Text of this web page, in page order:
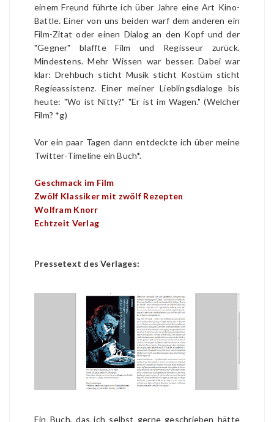
einem Freund führte ich über Jahre eine Art Kino-
Battle. Einer von uns beiden warf dem anderen ein
Film-Zitat oder einen Dialog an den Kopf und der
"Gegner" blaffte Film und Regisseur zurück.
Mindestens. Mehr Wissen war besser. Dabei war
klar: Drehbuch sticht Musik sticht Kostüm sticht
Regieassistenz. Einer meiner Lieblingsdialoge bis
heute: "Wo ist Nitty?" "Er ist im Wagen." (Welcher
Film? *g)
Vor ein paar Tagen dann entdeckte ich über meine
Twitter-Timeline ein Buch*.
Geschmack im Film
Zwölf Klassiker mit zwölf Rezepten
Wolfram Knorr
Echtzeit Verlag
Pressetext des Verlages:
Ein Buch, das ich selbst gerne geschrieben hätte